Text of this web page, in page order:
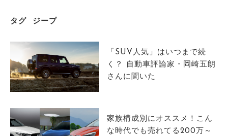
タグ ジープ
「SUV人気」はいつまで続
く？ 自動車評論家・岡崎五朗
さんに聞いた
家族構成別にオススメ！こん
な時代でも売れてる200万～
LIFESTYLE
COLUMN
MAGAZINE
ABOUT SITE
サイトマップ